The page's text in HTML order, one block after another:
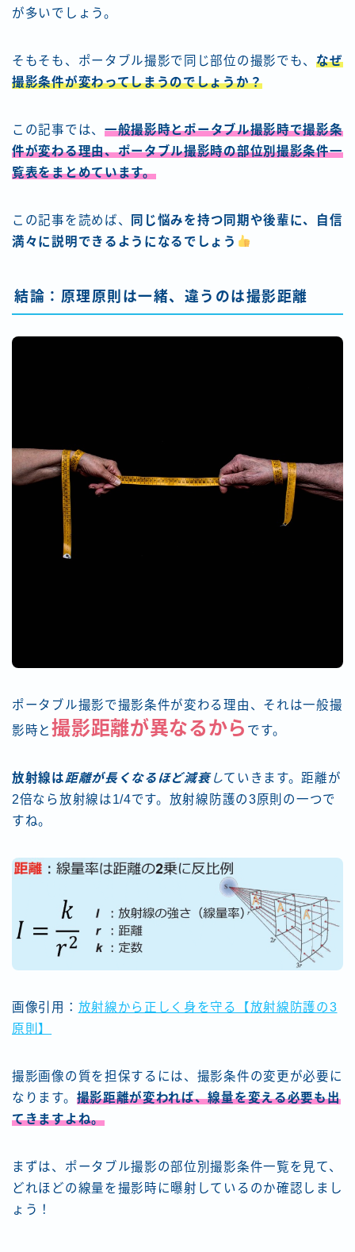
が多いでしょう。
そもそも、ポータブル撮影で同じ部位の撮影でも、なぜ
撮影条件が変わってしまうのでしょうか？
この記事では、 一般撮影時とポータブル撮影時で撮影条
件が変わる理由、ポータブル撮影時の部位別撮影条件一
覧表をまとめています。
この記事を読めば、
同じ悩みを持つ同期や後輩に、自信
満々に説明できるようになるでしょう
結論：原理原則は一緒、違うのは撮影距離
ポータブル撮影で撮影条件が変わる理由、それは一般撮
影時と撮影距離が異なるから です。
放射線は距離が長くなるほど減衰していきます。距離が
2倍なら放射線は1/4です。放射線防護の3原則の一つで
すね。
画像引用： 放射線から正しく身を守る【放射線防護の3
原則】
撮影画像の質を担保するには、撮影条件の変更が必要に
なります。 撮影距離が変われば、線量を変える必要も出
てきますよね。
まずは、ポータブル撮影の部位別撮影条件一覧を見て、
どれほどの線量を撮影時に曝射しているのか確認しまし
ょう！